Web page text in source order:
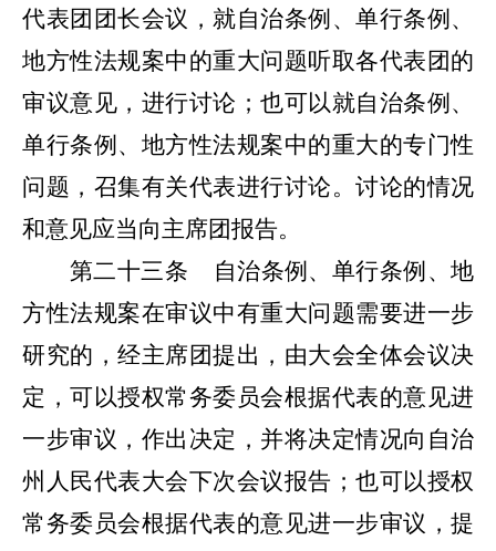
代表团团长会议，就自治条例、单行条例、
地方性法规案中的重大问题听取各代表团的
审议意见，进行讨论；也可以就自治条例、
单行条例、地方性法规案中的重大的专门性
问题，召集有关代表进行讨论。讨论的情况
和意见应当向主席团报告。
第二十三条
自治条例、单行条例、地
方性法规案在审议中有重大问题需要进一步
研究的，经主席团提出，由大会全体会议决
定，可以授权常务委员会根据代表的意见进
一步审议，作出决定，并将决定情况向自治
州人民代表大会下次会议报告；也可以授权
常务委员会根据代表的意见进一步审议，提